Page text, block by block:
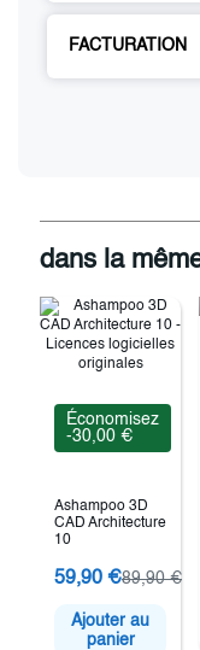
FACTURATION
dans la
Économisez
-30,00 €
Ashampoo 3D
CAD Architecture
10
59,90 €89,90 €
Ajouter au
panier